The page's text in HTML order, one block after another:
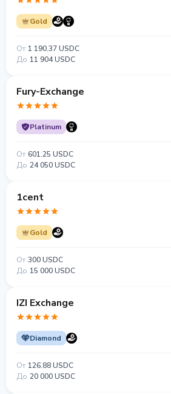
Gold
От 1 190.37 USDC
До 11 904 USDC
Fury-Exchange
Platinum
От 601.25 USDC
До 24 050 USDC
1cent
Gold
От 300 USDC
До 15 000 USDC
IZI Exchange
Diamond
От 126.88 USDC
До 20 000 USDC